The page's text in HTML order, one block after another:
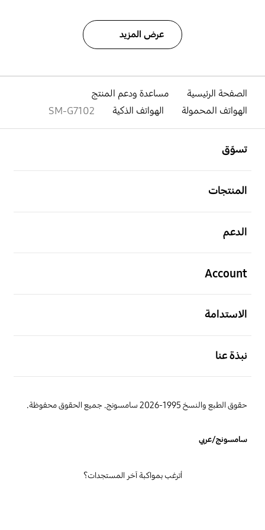
عرض المزيد
الصفحة الرئيسية
مساعدة ودعم المنتج
الهواتف المحمولة
الهواتف الذكية SM-G7102
تسوّق
المنتجات
الدعم
Account
الاستدامة
نبذة عنا
حقوق الطبع والنسخ 1995-2026 سامسونج. جميع الحقوق محفوظة.
سامسونج/عربي
أترغب بمواكبة آخر المستجدات؟